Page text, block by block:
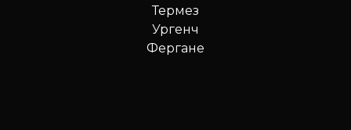
Термез
Ургенч
Фергане